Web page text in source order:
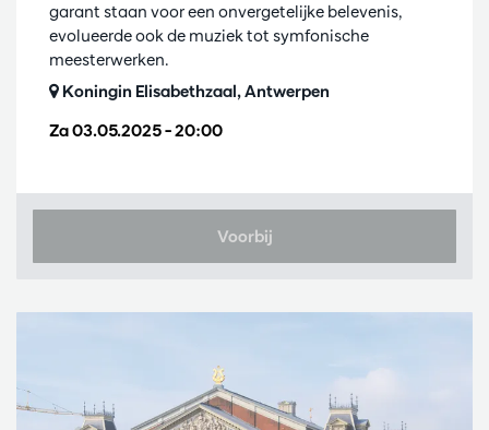
Za 03.05.2025– 20:00
garant staan voor een onvergetelijke belevenis,
evolueerde ook de muziek tot symfonische
meesterwerken.
Koningin Elisabethzaal, Antwerpen
Voorbij